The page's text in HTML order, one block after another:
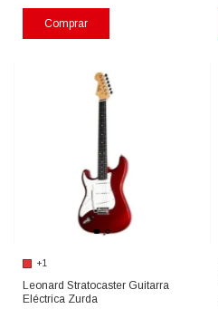
Comprar
+1
Leonard Stratocaster Guitarra
Eléctrica Zurda